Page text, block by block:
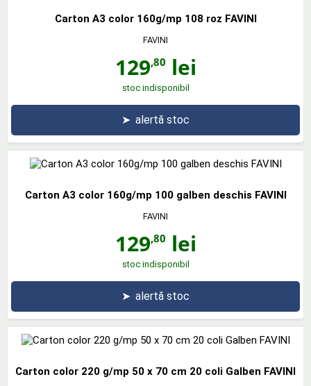
Carton A3 color 160g/mp 108 roz FAVINI
FAVINI
129,80 lei
stoc indisponibil
➤ alertă stoc
Carton A3 color 160g/mp 100 galben deschis FAVINI
FAVINI
129,80 lei
stoc indisponibil
➤ alertă stoc
Carton color 220 g/mp 50 x 70 cm 20 coli Galben FAVINI